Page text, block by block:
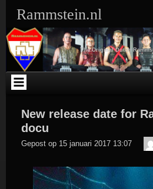
inhoud
Rammstein.nl
The Original Dutch
New release date for
docu
Gepost op 15 januari 2017 13:07